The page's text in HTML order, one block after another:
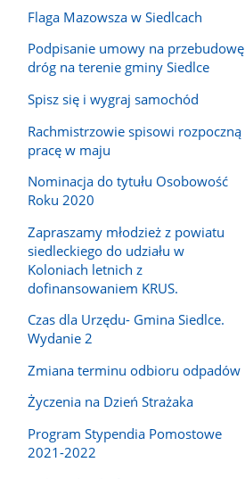
Flaga Mazowsza w Siedlcach
Podpisanie umowy na przebudowę
dróg na terenie gminy Siedlce
Spisz się i wygraj samochód
Rachmistrzowie spisowi rozpoczną
pracę w maju
Nominacja do tytułu Osobowość
Roku 2020
Zapraszamy młodzież z powiatu
siedleckiego do udziału w
Koloniach letnich z
dofinansowaniem KRUS.
Czas dla Urzędu- Gmina Siedlce.
Wydanie 2
Zmiana terminu odbioru odpadów
Życzenia na Dzień Strażaka
Program Stypendia Pomostowe
2021-2022